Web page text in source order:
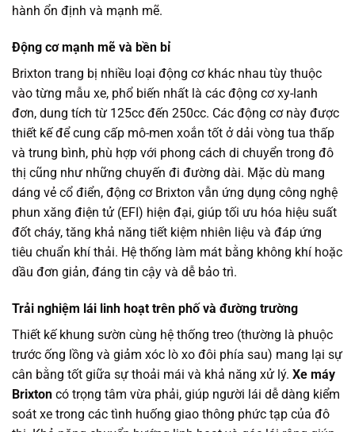
hành ổn định và mạnh mẽ.
Động cơ mạnh mẽ và bền bỉ
Brixton trang bị nhiều loại động cơ khác nhau tùy thuộc
vào từng mẫu xe, phổ biến nhất là các động cơ xy-lanh
đơn, dung tích từ 125cc đến 250cc. Các động cơ này được
thiết kế để cung cấp mô-men xoắn tốt ở dải vòng tua thấp
và trung bình, phù hợp với phong cách di chuyển trong đô
thị cũng như những chuyến đi đường dài. Mặc dù mang
dáng vẻ cổ điển, động cơ Brixton vẫn ứng dụng công nghệ
phun xăng điện tử (EFI) hiện đại, giúp tối ưu hóa hiệu suất
đốt cháy, tăng khả năng tiết kiệm nhiên liệu và đáp ứng
tiêu chuẩn khí thải. Hệ thống làm mát bằng không khí hoặc
dầu đơn giản, đáng tin cậy và dễ bảo trì.
Trải nghiệm lái linh hoạt trên phố và đường trường
Thiết kế khung sườn cùng hệ thống treo (thường là phuộc
trước ống lồng và giảm xóc lò xo đôi phía sau) mang lại sự
cân bằng tốt giữa sự thoải mái và khả năng xử lý. Xe máy
Brixton có trọng tâm vừa phải, giúp người lái dễ dàng kiểm
soát xe trong các tình huống giao thông phức tạp của đô